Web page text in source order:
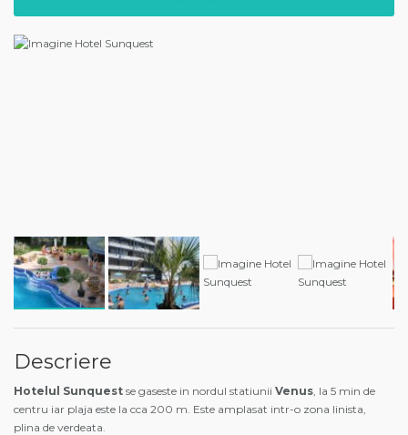
Descriere
Hotelul Sunquest se gaseste in nordul statiunii Venus , la 5 min de
centru iar plaja este la cca 200 m. Este amplasat intr-o zona linista,
plina de verdeata.